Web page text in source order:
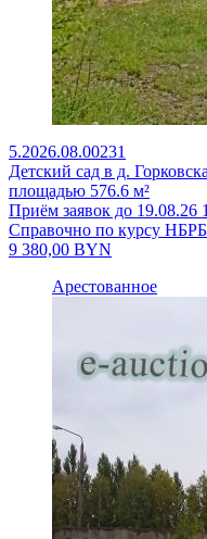
5.2026.08.00231
Детский сад в д.
площадью 576.6 м²
Приём заявок до 19.08.26
Справочно по курсу НБРБ
9 380,00 BYN
Арестованное